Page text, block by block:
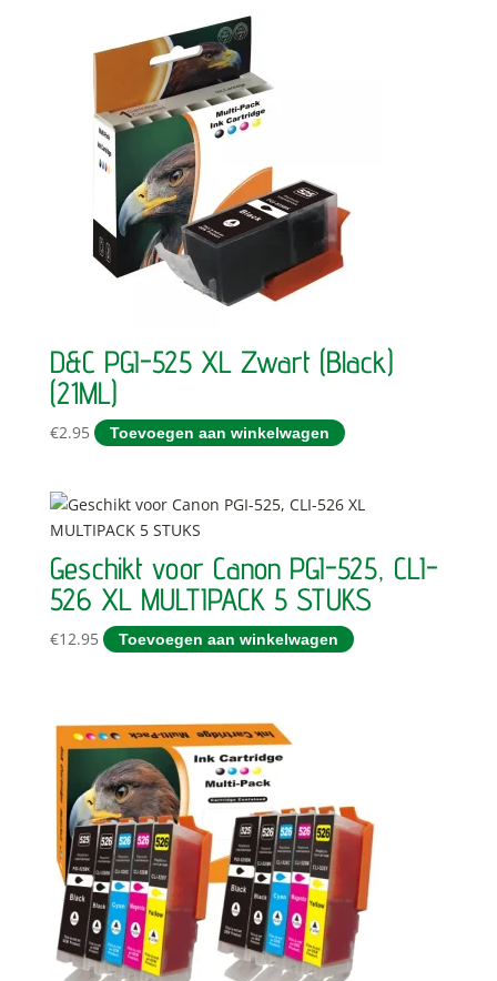
D&C PGI-525 XL Zwart (Black)
(21ML)
€2.95 Toevoegen aan winkelwagen
Geschikt voor Canon PGI-525, CLI-
526 XL MULTIPACK 5 STUKS
€12.95 Toevoegen aan winkelwagen